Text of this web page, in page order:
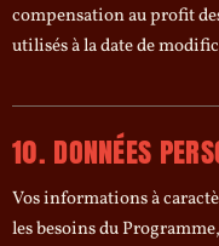
compensation au profit
utilisés à la date de
10. DONNÉES
Vos informations à
les besoins du